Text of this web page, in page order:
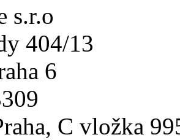
s.r.o
404/13
6
C vložka